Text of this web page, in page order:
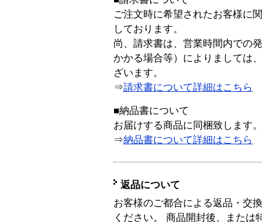
ご注文時に希望されたお客様に
しております。
尚、請求書は、営業時間内での
かかる場合等）によりましては
ざいます。
⇒請求書について詳細はこちら
■納品書について
お届けする商品に同梱致します。
⇒納品書について詳細はこちら
返品について
お客様のご都合による返品・交
ください。 商品開封後、または